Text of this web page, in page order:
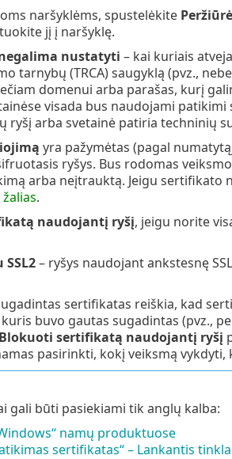
naršyklėms, spustelėkite
jį į naršyklę.
nustatyti – kai kuriais
tarnybų (TRCA) saugyklą (pvz.,
domenui arba parašas, kurį
visada bus naudojami
arba svetainė patiria techninių
yra pažymėtas (pagal
ryšys. Bus rodomas
arba neįtrauktą. Jeigu sertifikato
žalias.
naudojantį ryšį, jeigu norite
– ryšys naudojant ankstesnę
sertifikatas reiškia, kad
buvo gautas sugadintas (pvz.,
Blokuoti sertifikatą naudojantį ryšį
pasirinkti, kokį veiksmą vykdyti,
gali būti pasiekiami tik anglų kalba:
namų produktuose
sertifikatas“ – Lankantis